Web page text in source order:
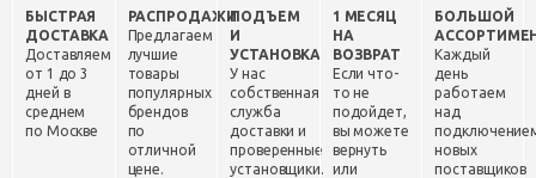
БЫСТРАЯ
ДОСТАВКА
Доставляем
от 1 до 3
дней в
среднем
по Москве
РАСПРОДАЖИ
Предлагаем
лучшие
товары
популярных
брендов
по
отличной
цене.
ПОДЪЕМ
И
УСТАНОВКА
У нас
собственная
служба
доставки и
проверенные
установщики.
1 МЕСЯЦ
НА
ВОЗВРАТ
Если что-
то не
подойдет,
вы можете
вернуть
или
БОЛЬШОЙ
Каждый
день
работаем
над
новых
поставщиков